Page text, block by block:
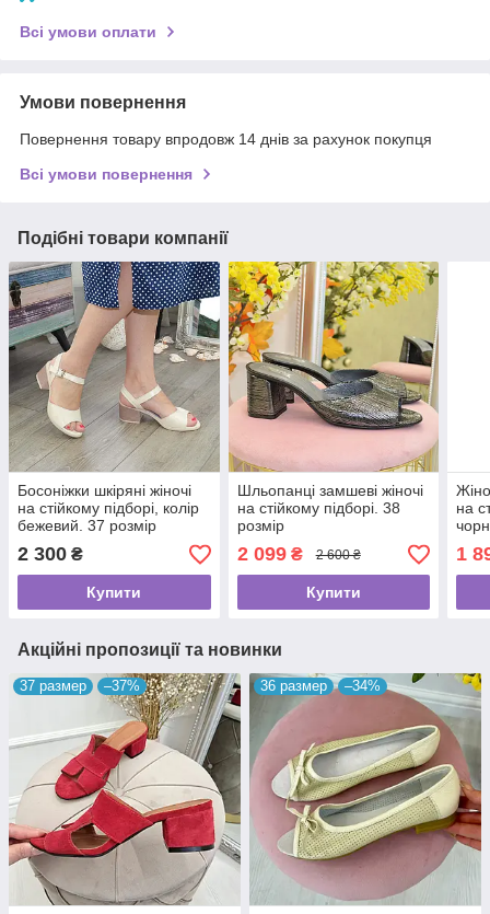
Всі умови оплати
Умови повернення
Повернення товару впродовж 14 днів за рахунок покупця
Всі умови повернення
Подібні товари компанії
Босоніжки шкіряні жіночі
на стійкому підборі, колір
бежевий. 37 розмір
2 300 ₴
Купити
Шльопанці замшеві жіночі
на стійкому підборі. 38
розмір
2 099₴ 2 600 ₴
Купити
на
1
Акційні пропозиції та новинки
37 размер –37% 36 размер –34%